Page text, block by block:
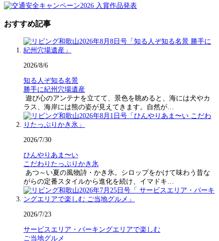
おすすめ記事
2026/8/6
知る人ぞ知る名景
勝手に紀州穴場遺産
遊び心のアンテナを立てて、景色を眺めると、海には犬やカ
ラス、海岸には熊の姿が見えてきます。自然が…
2026/7/30
ひんやりあま〜い
こだわりたっぷりかき氷
あつ～い夏の風物詩・かき氷。シロップをかけて味わう昔な
がらの定番スタイルから進化を続け、イマドキ…
2026/7/23
サービスエリア・パーキングエリアで楽しむ
ご当地グルメ